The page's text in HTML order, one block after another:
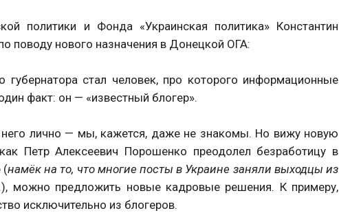
политики и Фонда «Украинская политика» Константин
поводу нового назначения в Донецкой ОГА:
губернатора стал человек, про которого информационные
факт: он — «известный блогер».
лично — мы, кажется, даже не знакомы. Но вижу новую
Петр Алексеевич Порошенко преодолел безработицу в
(намёк на то, что многие посты в Украине заняли выходцы из
), можно предложить новые кадровые решения. К примеру,
исключительно из блогеров.